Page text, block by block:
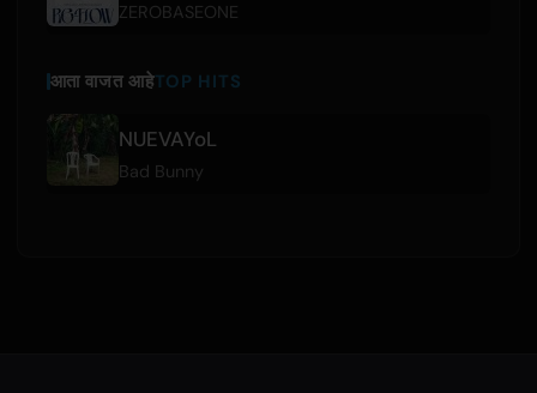
ZEROBASEONE
आता वाजत आहेTOP HITS
NUEVAYoL
Bad Bunny